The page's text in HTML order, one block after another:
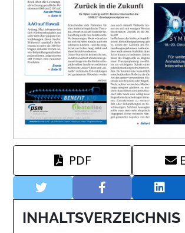
PDF
INHALTSVERZEICHNIS